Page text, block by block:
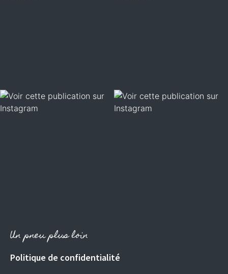
Un pneu plus loin
Politique de confidentialité